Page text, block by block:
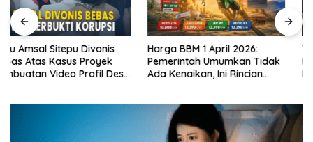
Harga BBM 1 April 2026:
Pemerintah Umumkan Tidak
Ada Kenaikan, Ini Rincian
Timnas Italia Gagal Lolos
Piala Dunia 2026: Penyebab
Kekalahan Penalti Lawan